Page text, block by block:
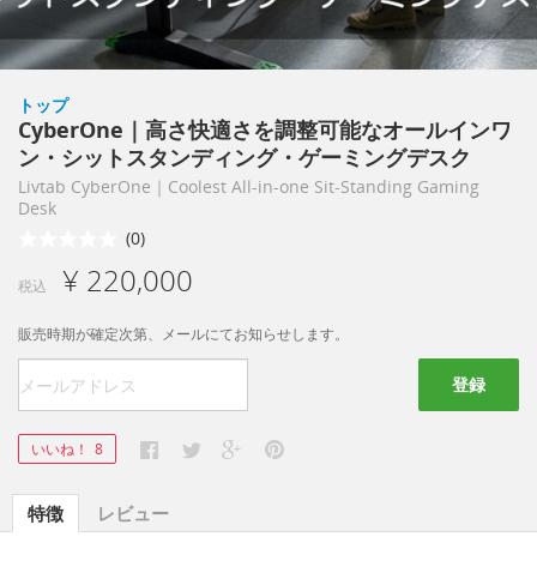
トップ
CyberOne｜高さ快適さを調整可能なオールインワ
ン・シットスタンディング・ゲーミングデスク
Livtab CyberOne｜Coolest All-in-one Sit-Standing Gaming
Desk
(0)
税込 ¥ 220,000
販売時期が確定次第、メールにてお知らせします。
登録
いいね！ 8
特徴 レビュー